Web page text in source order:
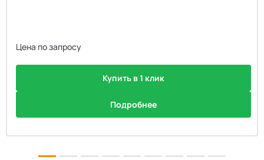
Цена по запросу
Купить в 1 клик
Подробнее